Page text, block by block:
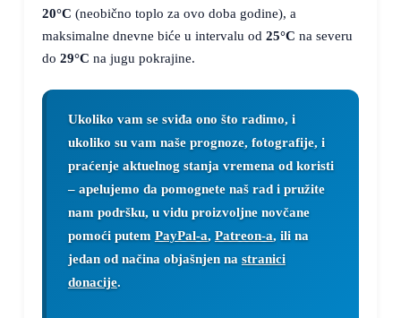
20°C (neobično toplo za ovo doba godine), a
maksimalne dnevne biće u intervalu od 25°C na severu
do 29°C na jugu pokrajine.
Ukoliko vam se sviđa ono što radimo, i
ukoliko su vam naše prognoze, fotografije, i
praćenje aktuelnog stanja vremena od koristi
– apelujemo da pomognete naš rad i pružite
nam podršku, u vidu proizvoljne novčane
pomoći putem PayPal-a, Patreon-a, ili na
jedan od načina objašnjen na stranici
donacije.